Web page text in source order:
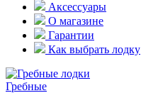
Аксессуары
О магазине
Гарантии
Как выбрать лодку
Гребные